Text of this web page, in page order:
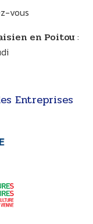
vous
en Poitou :
Entreprises